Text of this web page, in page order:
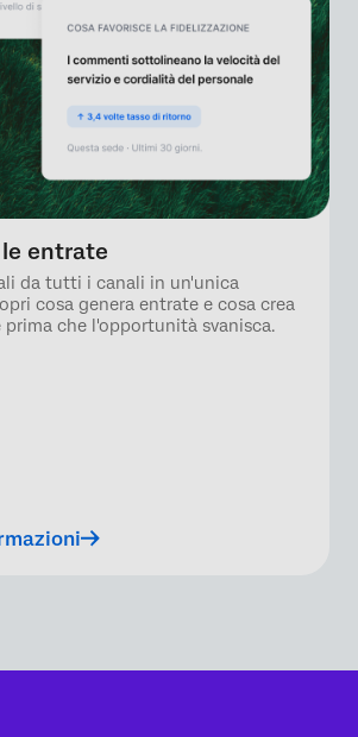
entrate
da tutti i canali in un'unica
cosa genera entrate e cosa crea
che l'opportunità svanisca.